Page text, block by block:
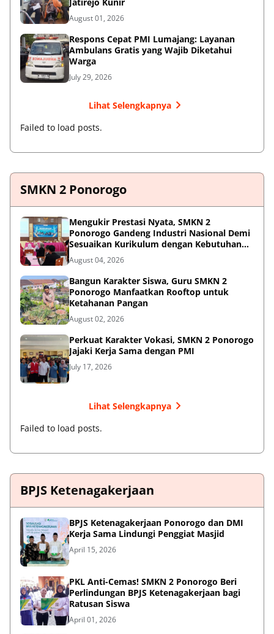
Jatirejo Kunir
August 01, 2026
Respons Cepat PMI Lumajang: Layanan
Ambulans Gratis yang Wajib Diketahui
Warga
July 29, 2026
Lihat Selengkapnya
Failed to load posts.
SMKN 2 Ponorogo
Mengukir Prestasi Nyata, SMKN 2
Ponorogo Gandeng Industri Nasional Demi
Sesuaikan Kurikulum dengan Kebutuhan
Dunia Kerja
August 04, 2026
Bangun Karakter Siswa, Guru SMKN 2
Ponorogo Manfaatkan Rooftop untuk
Ketahanan Pangan
August 02, 2026
Perkuat Karakter Vokasi, SMKN 2 Ponorogo
Jajaki Kerja Sama dengan PMI
July 17, 2026
Lihat Selengkapnya
Failed to load posts.
BPJS Ketenagakerjaan
BPJS Ketenagakerjaan Ponorogo dan DMI
Kerja Sama Lindungi Penggiat Masjid
April 15, 2026
PKL Anti-Cemas! SMKN 2 Ponorogo Beri
Perlindungan BPJS Ketenagakerjaan bagi
Ratusan Siswa
April 01, 2026